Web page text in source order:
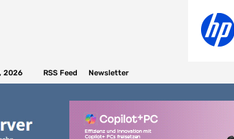
2026 RSS Feed Newsletter